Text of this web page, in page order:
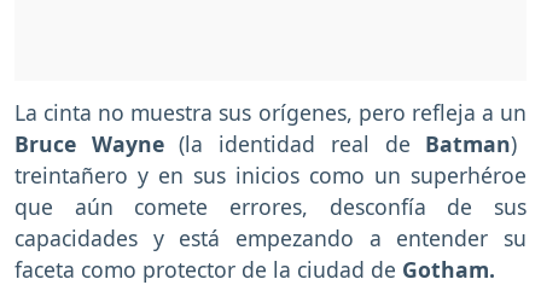
La cinta no muestra sus orígenes, pero refleja a un
Bruce Wayne(la identidad real de Batman)
treintañero y en sus inicios como un superhéroe
que aún comete errores, desconfía de sus
capacidades y está empezando a entender su
faceta como protector de la ciudad de Gotham.